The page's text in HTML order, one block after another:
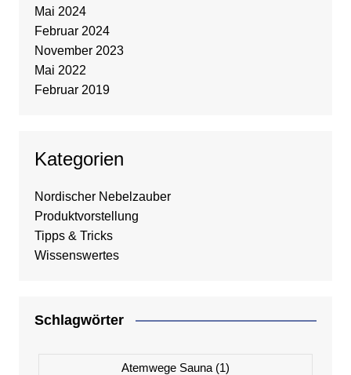
Mai 2024
Februar 2024
November 2023
Mai 2022
Februar 2019
Kategorien
Nordischer Nebelzauber
Produktvorstellung
Tipps & Tricks
Wissenswertes
Schlagwörter
Atemwege Sauna(1)